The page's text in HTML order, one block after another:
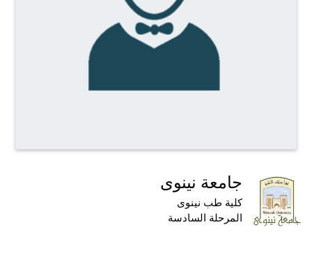
جامعة نينوى
كلية طب نينوى
المرحلة السادسة